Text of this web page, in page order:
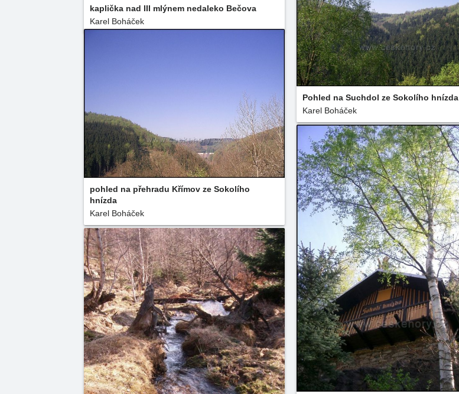
kaplička nad III mlýnem nedaleko Bečova
Karel Boháček
Pohled na Suchdol ze Sokolího hnízda
Karel Boháček
pohled na přehradu Křímov ze Sokolího
hnízda
Karel Boháček